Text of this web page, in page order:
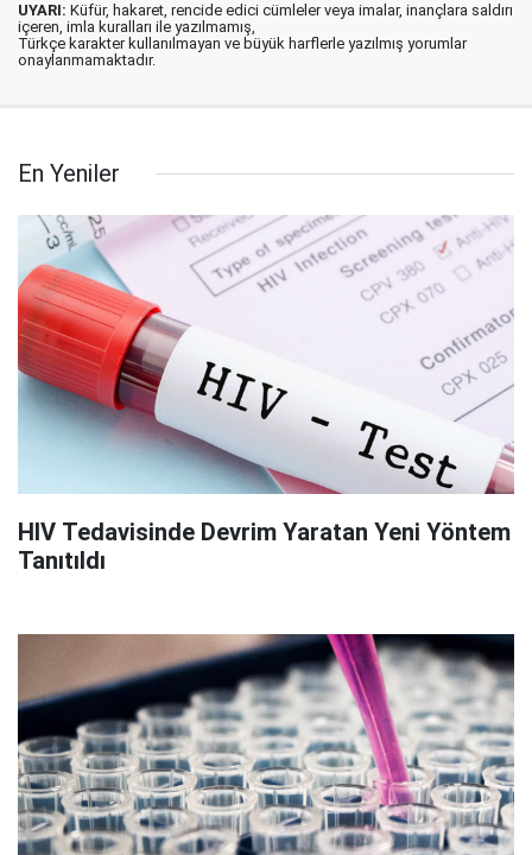
UYARI: Küfür, hakaret, rencide edici cümleler veya imalar, inançlara saldırı
içeren, imla kuralları ile yazılmamış,
Türkçe karakter kullanılmayan ve büyük harflerle yazılmış yorumlar
onaylanmamaktadır.
En Yeniler
HIV Tedavisinde Devrim Yaratan Yeni Yöntem
Tanıtıldı